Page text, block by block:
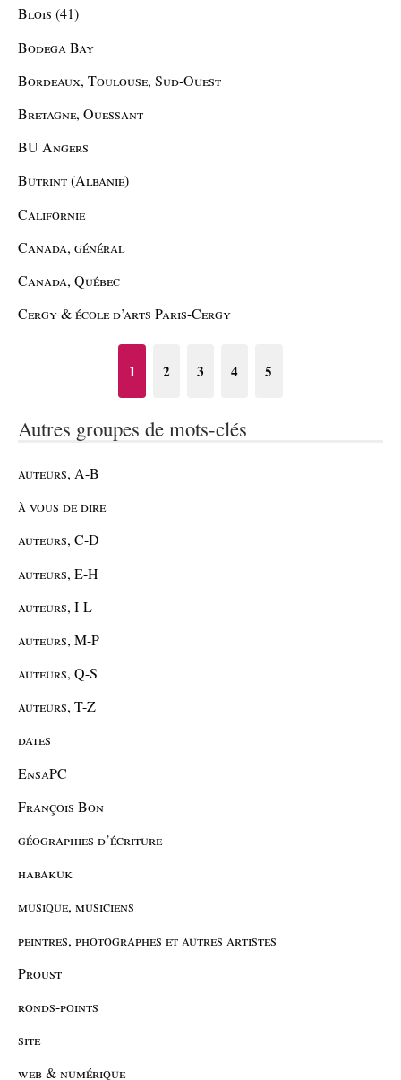
Blois (41)
Bodega Bay
Bordeaux, Toulouse, Sud-Ouest
Bretagne, Ouessant
BU Angers
Butrint (Albanie)
Californie
Canada, général
Canada, Québec
Cergy & école d’arts Paris-Cergy
1 2 3 4 5
Autres groupes de mots-clés
auteurs, A-B
à vous de dire
auteurs, C-D
auteurs, E-H
auteurs, I-L
auteurs, M-P
auteurs, Q-S
auteurs, T-Z
dates
EnsaPC
François Bon
géographies d’écriture
habakuk
musique, musiciens
peintres, photographes et autres artistes
Proust
ronds-points
site
web & numérique